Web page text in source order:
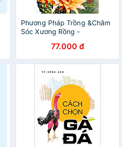
Phương Pháp Trồng &Chăm
Sóc Xương Rồng -
77.000 đ